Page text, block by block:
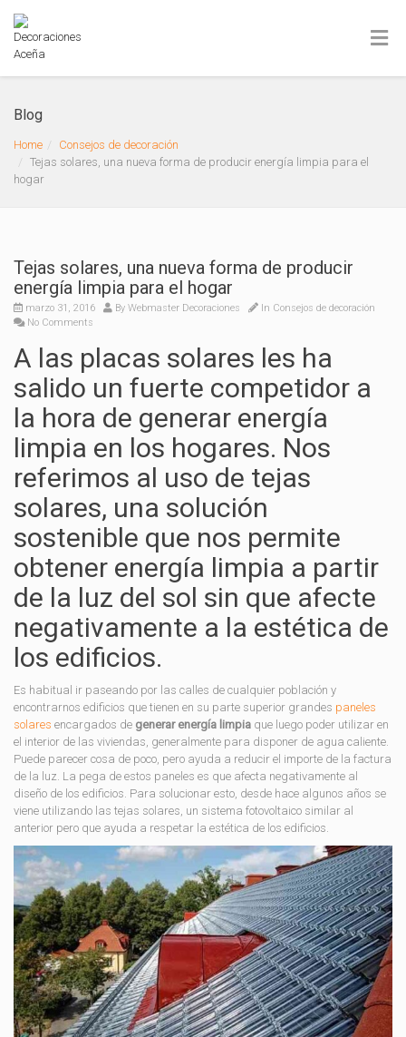
Blog
Home
Consejos de decoración
Tejas solares, una nueva forma de producir energía limpia para el
hogar
Tejas solares, una nueva forma de producir
energía limpia para el hogar
marzo 31, 2016 By Webmaster Decoraciones In Consejos de decoración
No Comments
A las placas solares les ha
salido un fuerte competidor a
la hora de generar energía
limpia en los hogares. Nos
referimos al uso de tejas
solares, una solución
sostenible que nos permite
obtener energía limpia a partir
de la luz del sol sin que afecte
negativamente a la estética de
los edificios.
Es habitual ir paseando por las calles de cualquier población y
encontrarnos edificios que tienen en su parte superior grandes paneles
solares encargados de generar energía limpia que luego poder utilizar en
el interior de las viviendas, generalmente para disponer de agua caliente.
Puede parecer cosa de poco, pero ayuda a reducir el importe de la factura
de la luz. La pega de estos paneles es que afecta negativamente al
diseño de los edificios. Para solucionar esto, desde hace algunos años se
viene utilizando las tejas solares, un sistema fotovoltaico similar al
anterior pero que ayuda a respetar la estética de los edificios.